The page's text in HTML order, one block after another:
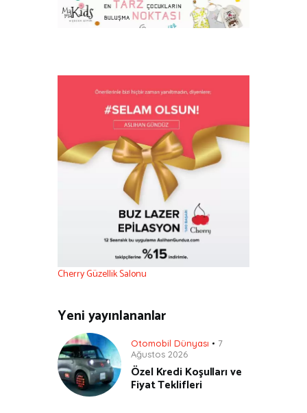
Cherry Güzellik Salonu
Yeni yayınlananlar
Otomobil Dünyası
7
Ağustos 2026
Özel Kredi Koşulları ve
Fiyat Teklifleri